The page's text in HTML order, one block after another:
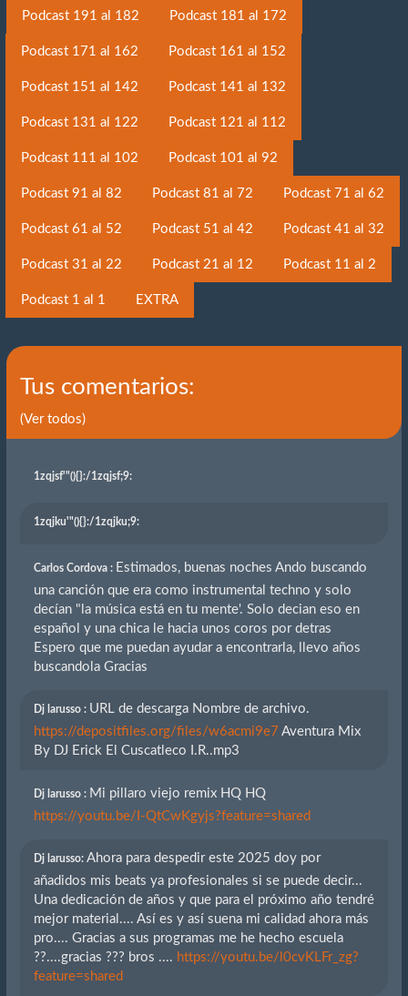
Podcast 191 al 182 Podcast 181 al 172
Podcast 171 al 162 Podcast 161 al 152
Podcast 151 al 142 Podcast 141 al 132
Podcast 131 al 122 Podcast 121 al 112
Podcast 111 al 102 Podcast 101 al 92
Podcast 91 al 82 Podcast 81 al 72 Podcast 71 al 62
Podcast 61 al 52 Podcast 51 al 42 Podcast 41 al 32
Podcast 31 al 22 Podcast 21 al 12 Podcast 11 al 2
Podcast 1 al 1 EXTRA
Tus comentarios:
(Ver todos)
1zqjsf'"(){}:/1zqjsf;9:
1zqjku'"(){}:/1zqjku;9:
Carlos Cordova : Estimados, buenas noches Ando buscando
una canción que era como instrumental techno y solo
decían "la música está en tu mente'. Solo decian eso en
español y una chica le hacia unos coros por detras
Espero que me puedan ayudar a encontrarla, llevo años
buscandola Gracias
Dj larusso : URL de descarga Nombre de archivo.
https://depositfiles.org/files/w6acmi9e7 Aventura Mix
By DJ Erick El Cuscatleco I.R..mp3
Dj larusso : Mi pillaro viejo remix HQ HQ
https://youtu.be/I-QtCwKgyjs?feature=shared
Dj larusso: Ahora para despedir este 2025 doy por
añadidos mis beats ya profesionales si se puede decir...
Una dedicación de años y que para el próximo año tendré
mejor material.... Así es y así suena mi calidad ahora más
pro.... Gracias a sus programas me he hecho escuela
??....gracias ??? bros .... https://youtu.be/l0cvKLFr_zg?
feature=shared